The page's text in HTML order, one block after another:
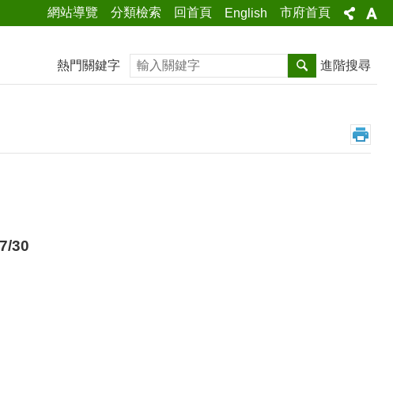
網站導覽 分類檢索 回首頁 English 市府首頁
熱門關鍵字 搜尋 進階搜尋
30